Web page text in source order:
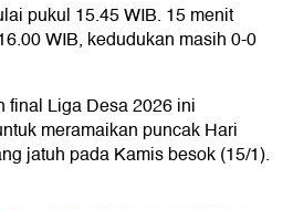
pukul 15.45 WIB. 15 menit
WIB, kedudukan masih 0-0
final Liga Desa 2026 ini
meramaikan puncak Hari
jatuh pada Kamis besok (15/1).